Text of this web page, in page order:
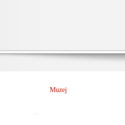
Muzej
.